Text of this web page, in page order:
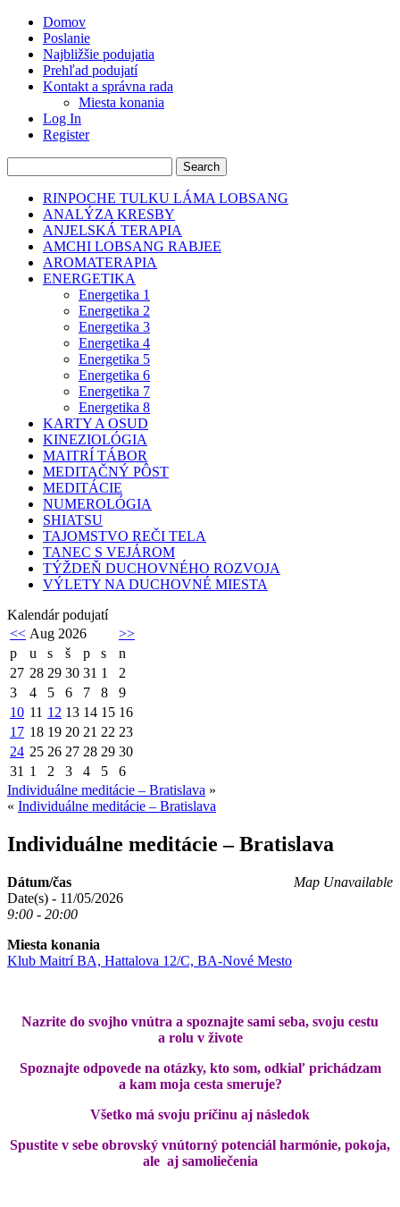
Domov
Poslanie
Najbližšie podujatia
Prehľad podujatí
Kontakt a správna rada
Miesta konania
Log In
Register
RINPOCHE TULKU LÁMA LOBSANG
ANALÝZA KRESBY
ANJELSKÁ TERAPIA
AMCHI LOBSANG RABJEE
AROMATERAPIA
ENERGETIKA
Energetika 1
Energetika 2
Energetika 3
Energetika 4
Energetika 5
Energetika 6
Energetika 7
Energetika 8
KARTY A OSUD
KINEZIOLÓGIA
MAITRÍ TÁBOR
MEDITAČNÝ PÔST
MEDITÁCIE
NUMEROLÓGIA
SHIATSU
TAJOMSTVO REČI TELA
TANEC S VEJÁROM
TÝŽDEŇ DUCHOVNÉHO ROZVOJA
VÝLETY NA DUCHOVNÉ MIESTA
Kalendár podujatí
<< Aug 2026
>>
p
u s š p s
n
27 28 29 30 31 1
2
3
4 5 6 7 8
9
10 11 12 13 14 15 16
17 18 19 20 21 22 23
24 25 26 27 28 29 30
31 1 2 3 4 5
6
Individuálne meditácie – Bratislava »
« Individuálne meditácie – Bratislava
Individuálne meditácie – Bratislava
Map Unavailable
Dátum/čas
Date(s) - 11/05/2026
9:00 - 20:00
Miesta konania
Klub Maitrí BA, Hattalova 12/C, BA-Nové Mesto
Nazrite do svojho vnútra a spoznajte sami seba, svoju cestu
a rolu v živote
Spoznajte odpovede na otázky, kto som, odkiaľ prichádzam
a kam moja cesta smeruje?
Všetko má svoju príčinu aj následok
Spustite v sebe obrovský vnútorný potenciál harmónie, pokoja,
ale aj samoliečenia